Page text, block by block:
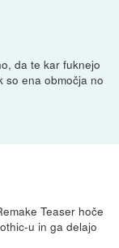
da te kar fuknejo
so ena območja no
Teaser hoče
u in ga delajo